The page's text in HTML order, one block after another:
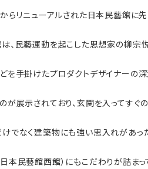
らリニューアルされた日本 民藝館に先
、民藝運動を起こした思想家の柳宗
を手掛けたプロダクトデザイナーの
が展示されており、玄関を入ってすぐ
でなく建築物にも強い思入れがあった
民藝館西館）にもこだわりが詰まっ